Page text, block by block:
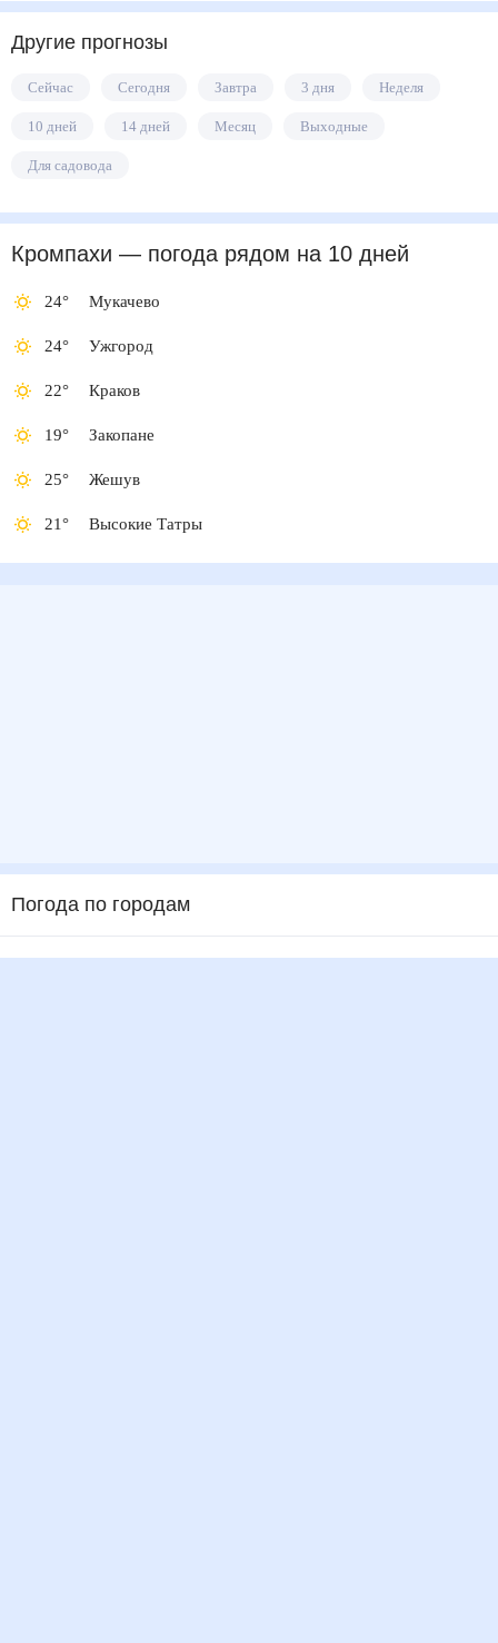
Другие прогнозы
Сейчас Сегодня Завтра 3 дня Неделя
10 дней 14 дней Месяц Выходные
Для садовода
Кромпахи — погода рядом на 10 дней
24° Мукачево
24° Ужгород
22° Краков
19° Закопане
25° Жешув
21° Высокие Татры
Погода по городам